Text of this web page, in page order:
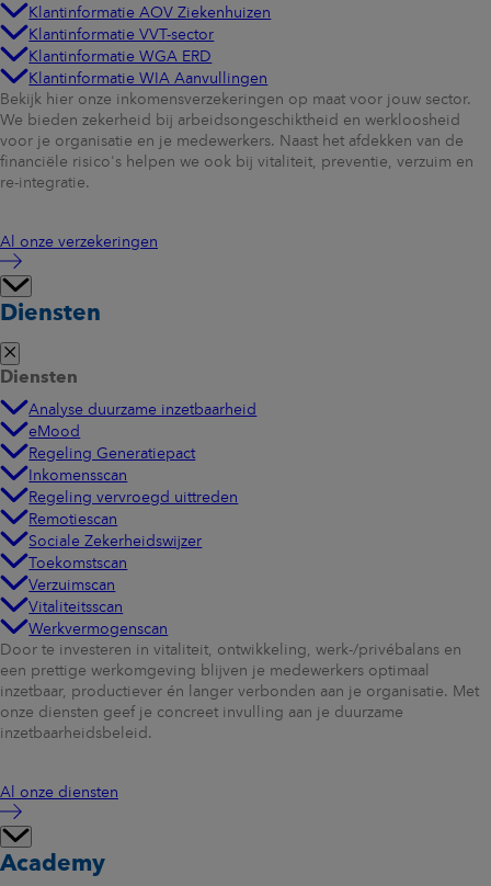
Klantinformatie AOV Ziekenhuizen
Klantinformatie VVT-sector
Klantinformatie WGA ERD
Klantinformatie WIA Aanvullingen
Bekijk hier onze inkomensverzekeringen op maat voor jouw sector.
We bieden zekerheid bij arbeidsongeschiktheid en werkloosheid
voor je organisatie en je medewerkers. Naast het afdekken van de
financiële risico's helpen we ook bij vitaliteit, preventie, verzuim en
re-integratie.
Al onze verzekeringen
Diensten
Diensten
Analyse duurzame inzetbaarheid
eMood
Regeling Generatiepact
Inkomensscan
Regeling vervroegd uittreden
Remotiescan
Sociale Zekerheidswijzer
Toekomstscan
Verzuimscan
Vitaliteitsscan
Werkvermogenscan
Door te investeren in vitaliteit, ontwikkeling, werk-/privébalans en
een prettige werkomgeving blijven je medewerkers optimaal
inzetbaar, productiever én langer verbonden aan je organisatie. Met
onze diensten geef je concreet invulling aan je duurzame
inzetbaarheidsbeleid.
Al onze diensten
Academy